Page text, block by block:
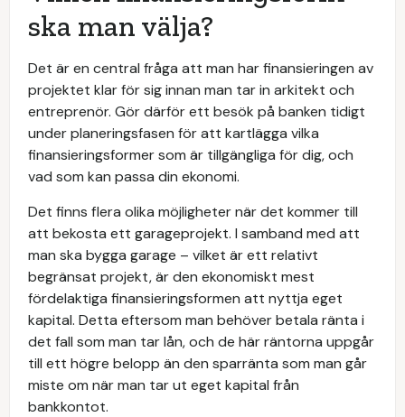
ska man välja?
Det är en central fråga att man har finansieringen av
projektet klar för sig innan man tar in arkitekt och
entreprenör. Gör därför ett besök på banken tidigt
under planeringsfasen för att kartlägga vilka
finansieringsformer som är tillgängliga för dig, och
vad som kan passa din ekonomi.
Det finns flera olika möjligheter när det kommer till
att bekosta ett garageprojekt. I samband med att
man ska bygga garage – vilket är ett relativt
begränsat projekt, är den ekonomiskt mest
fördelaktiga finansieringsformen att nyttja eget
kapital. Detta eftersom man behöver betala ränta i
det fall som man tar lån, och de här räntorna uppgår
till ett högre belopp än den sparränta som man går
miste om när man tar ut eget kapital från
bankkontot.